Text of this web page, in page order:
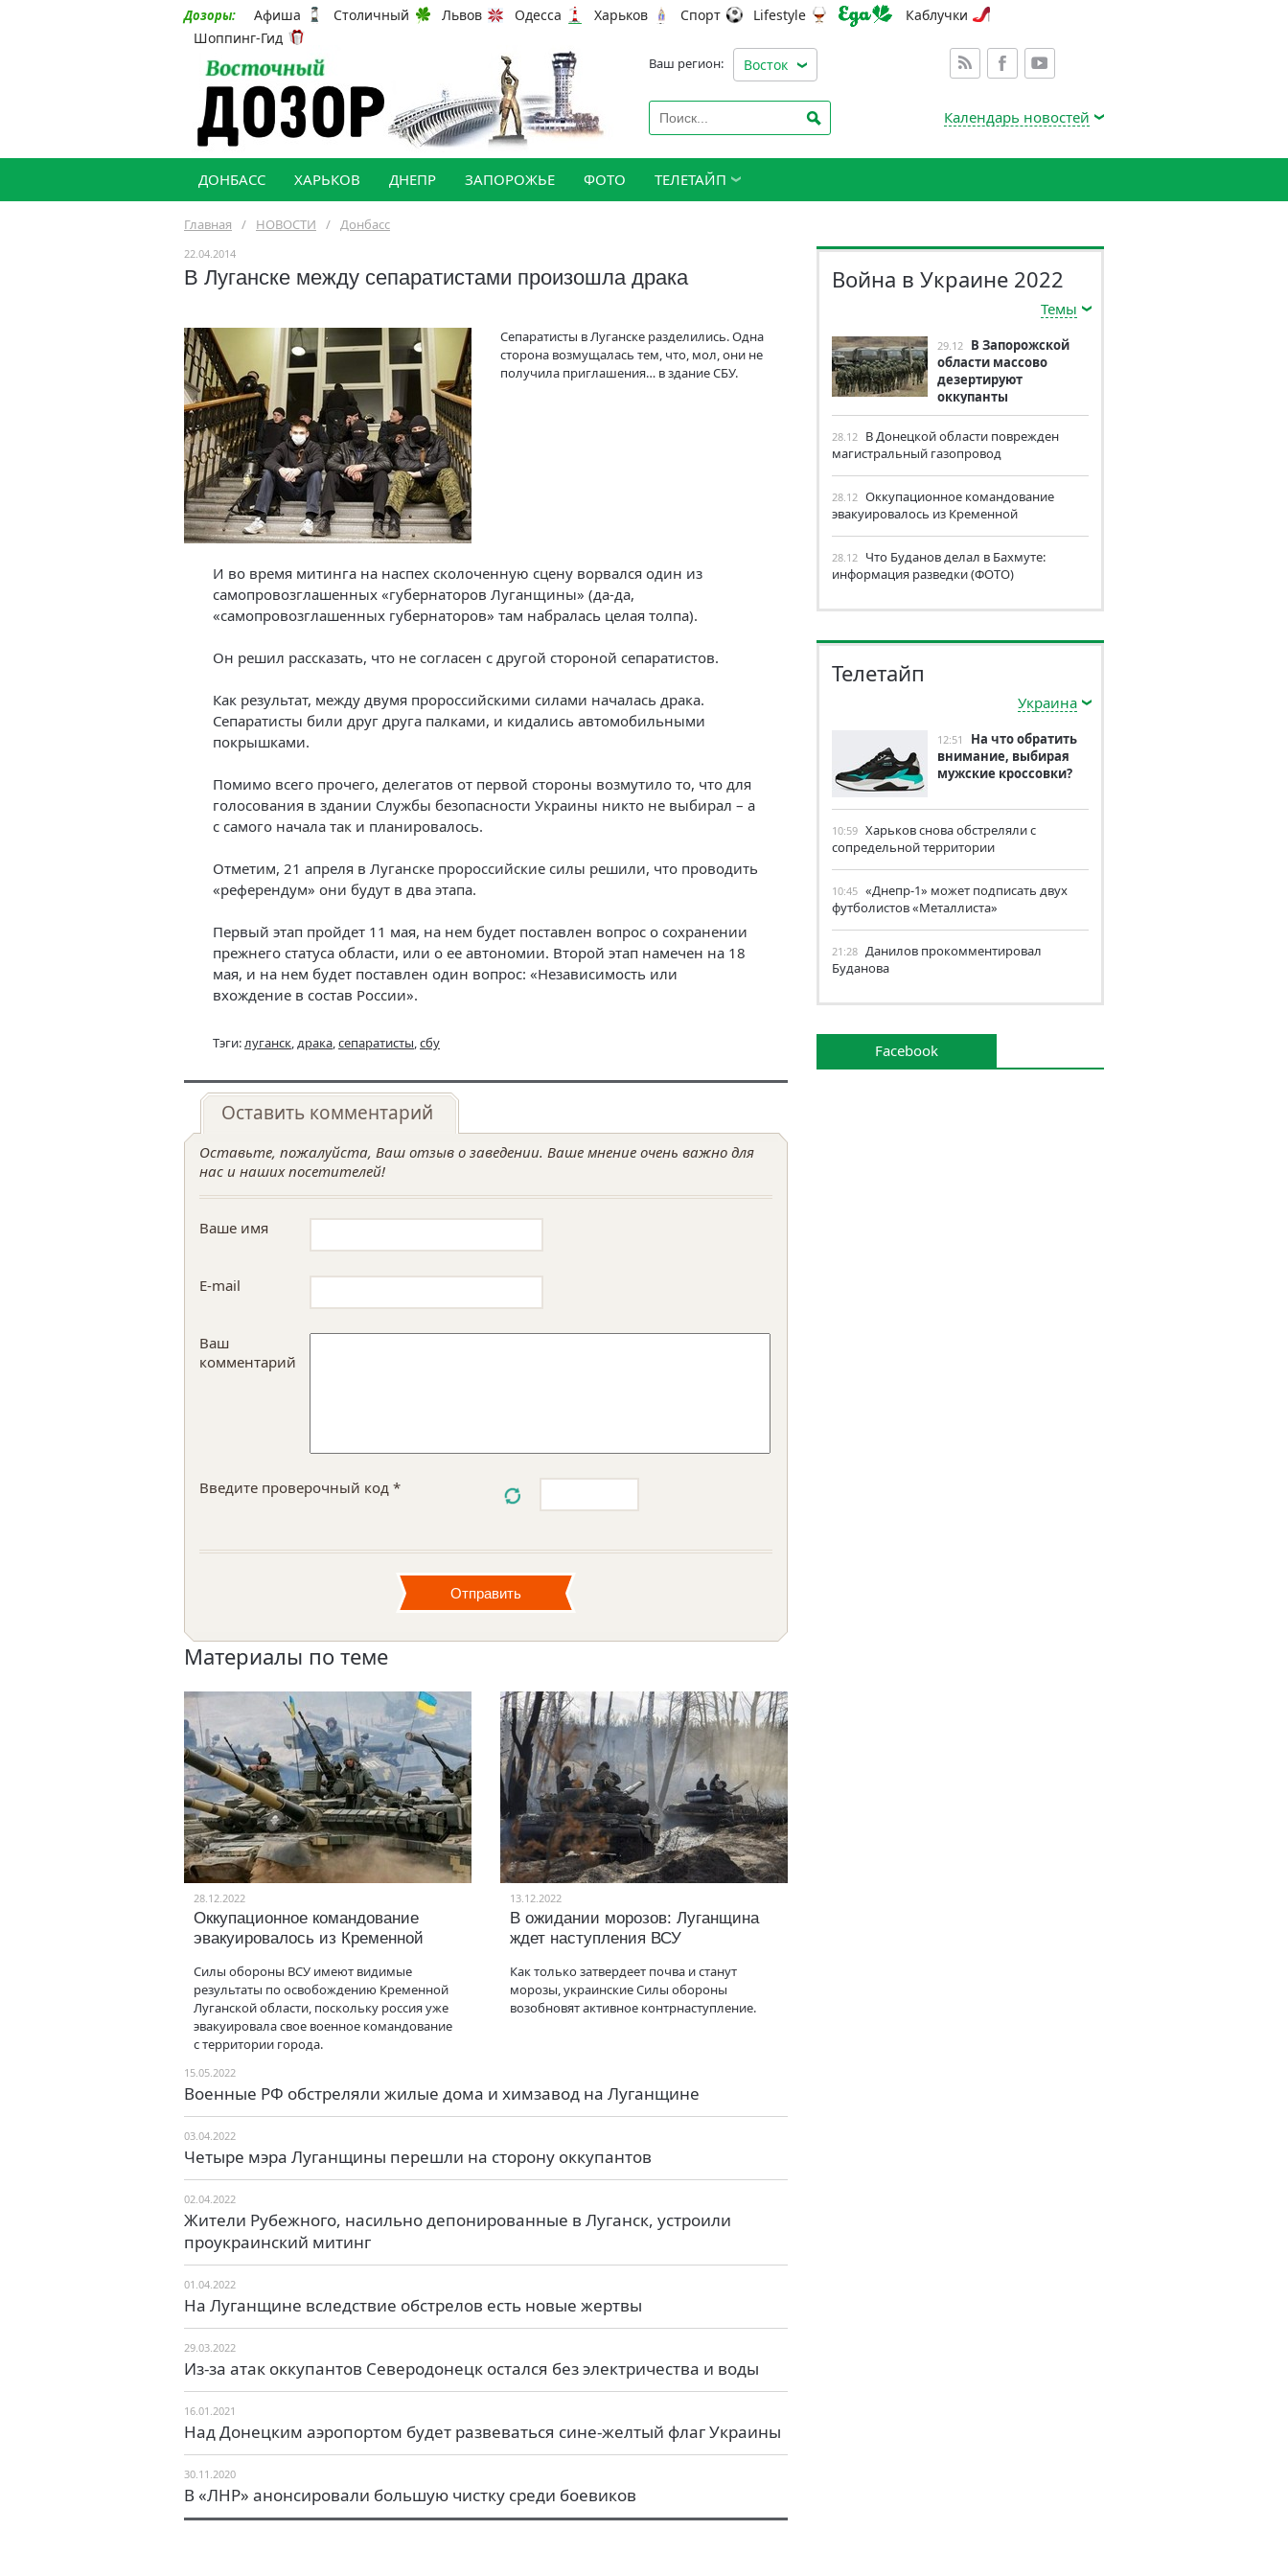
Дозоры: Афиша Столичный Львов Одесса Харьков Спорт Lifestyle
Каблучки
Шоппинг-Гид
Ваш регион: Восток
Календарь новостей
ДОНБАСС ХАРЬКОВ ДНЕПР ЗАПОРОЖЬЕ ФОТО ТЕЛЕТАЙП
Главная / НОВОСТИ / Донбасс
22.04.2014
В Луганске между сепаратистами произошла драка
Сепаратисты в Луганске разделились. Одна
сторона возмущалась тем, что, мол, они не
получила приглашения… в здание СБУ.
И во время митинга на наспех сколоченную сцену ворвался один из
самопровозглашенных «губернаторов Луганщины» (да-да,
«самопровозглашенных губернаторов» там набралась целая толпа).
Он решил рассказать, что не согласен с другой стороной сепаратистов.
Как результат, между двумя пророссийскими силами началась драка.
Сепаратисты били друг друга палками, и кидались автомобильными
покрышками.
Помимо всего прочего, делегатов от первой стороны возмутило то, что для
голосования в здании Службы безопасности Украины никто не выбирал – а
с самого начала так и планировалось.
Отметим, 21 апреля в Луганске пророссийские силы решили, что проводить
«референдум» они будут в два этапа.
Первый этап пройдет 11 мая, на нем будет поставлен вопрос о сохранении
прежнего статуса области, или о ее автономии. Второй этап намечен на 18
мая, и на нем будет поставлен один вопрос: «Независимость или
вхождение в состав России».
Тэги:луганск,драка,сепаратисты,сбу
Оставить комментарий
Оставьте, пожалуйста, Ваш отзыв о заведении. Ваше мнение очень важно для
нас и наших посетителей!
Ваше имя
E-mail
Ваш
комментарий
Введите проверочный код *
Материалы по теме
28.12.2022
Оккупационное командование
эвакуировалось из Кременной
Силы обороны ВСУ имеют видимые
результаты по освобождению Кременной
Луганской области, поскольку россия уже
эвакуировала свое военное командование
с территории города.
13.12.2022
В ожидании морозов: Луганщина
ждет наступления ВСУ
Как только затвердеет почва и станут
морозы, украинские Силы обороны
возобновят активное контрнаступление.
15.05.2022
Военные РФ обстреляли жилые дома и химзавод на Луганщине
03.04.2022
Четыре мэра Луганщины перешли на сторону оккупантов
02.04.2022
Жители Рубежного, насильно депонированные в Луганск, устроили
проукраинский митинг
01.04.2022
На Луганщине вследствие обстрелов есть новые жертвы
29.03.2022
Из-за атак оккупантов Северодонецк остался без электричества и воды
16.01.2021
Над Донецким аэропортом будет развеваться сине-желтый флаг Украины
30.11.2020
В «ЛНР» анонсировали большую чистку среди боевиков
Война в Украине 2022
Темы
29.12 В Запорожской
области массово
дезертируют
оккупанты
28.12 В Донецкой области поврежден
магистральный газопровод
28.12 Оккупационное командование
эвакуировалось из Кременной
28.12 Что Буданов делал в Бахмуте:
информация разведки (ФОТО)
Телетайп
Украина
12:51
На что обратить
внимание, выбирая
мужские кроссовки?
10:59 Харьков снова обстреляли с
сопредельной территории
10:45 «Днепр-1» может подписать двух
футболистов «Металлиста»
21:28 Данилов прокомментировал
Буданова
Facebook